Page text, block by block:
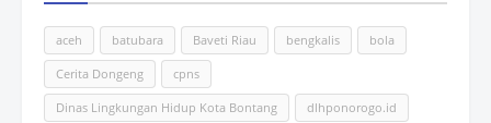
aceh batubara Baveti Riau bengkalis bola
Cerita Dongeng cpns
Dinas Lingkungan Hidup Kota Bontang dlhponorogo.id